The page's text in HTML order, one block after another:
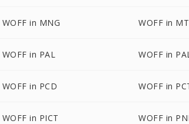
WOFF in MNG WOFF in
WOFF in PAL WOFF in
WOFF in PCD WOFF in
WOFF in PICT WOFF in